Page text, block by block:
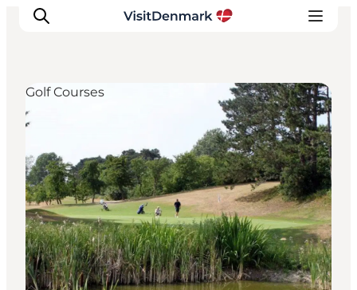
Resmål
Aktiviteter
Övernatta
Planera resan
Golf Courses